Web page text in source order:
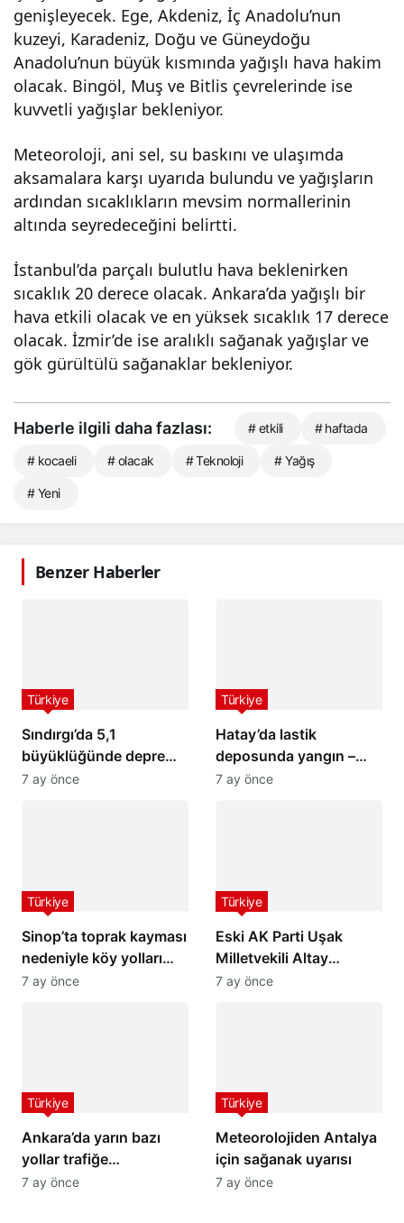
genişleyecek. Ege, Akdeniz, İç Anadolu’nun
kuzeyi, Karadeniz, Doğu ve Güneydoğu
Anadolu’nun büyük kısmında yağışlı hava hakim
olacak. Bingöl, Muş ve Bitlis çevrelerinde ise
kuvvetli yağışlar bekleniyor.
Meteoroloji, ani sel, su baskını ve ulaşımda
aksamalara karşı uyarıda bulundu ve yağışların
ardından sıcaklıkların mevsim normallerinin
altında seyredeceğini belirtti.
İstanbul’da parçalı bulutlu hava beklenirken
sıcaklık 20 derece olacak. Ankara’da yağışlı bir
hava etkili olacak ve en yüksek sıcaklık 17 derece
olacak. İzmir’de ise aralıklı sağanak yağışlar ve
gök gürültülü sağanaklar bekleniyor.
Haberle ilgili daha fazlası: # etkili # haftada
# kocaeli # olacak # Teknoloji # Yağış
# Yeni
Benzer Haberler
Sındırgı’da 5,1
büyüklüğünde deprem:
İstanbul ve İzmir’de de
Türkiye
7 ay önce
Hatay’da lastik
deposunda yangın –
Son Dakika Haberleri
Türkiye
7 ay önce
Sinop’ta toprak kayması
nedeniyle köy yolları
ulaşıma kapandı
Türkiye
7 ay önce
Eski AK Parti Uşak
Milletvekili Altay
hayatını kaybetti
Türkiye
7 ay önce
Ankara’da yarın bazı
yollar trafiğe
kapatılacak
Türkiye
7 ay önce
Meteorolojiden Antalya
için sağanak uyarısı
Türkiye
7 ay önce